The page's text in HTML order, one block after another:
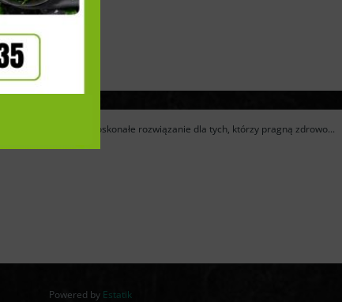
Catering Cebulka to doskonałe rozwiązanie dla tych, którzy pragną zdrowo...
Powered by Estatik